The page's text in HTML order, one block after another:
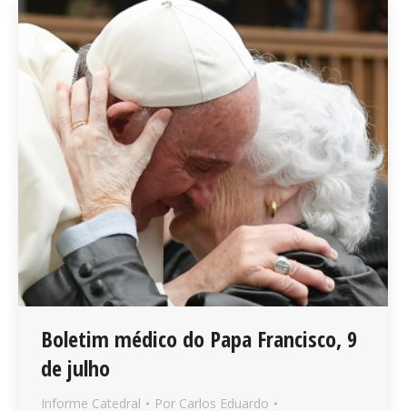
Boletim médico do Papa Francisco, 9
de julho
Informe Catedral Por Carlos Eduardo